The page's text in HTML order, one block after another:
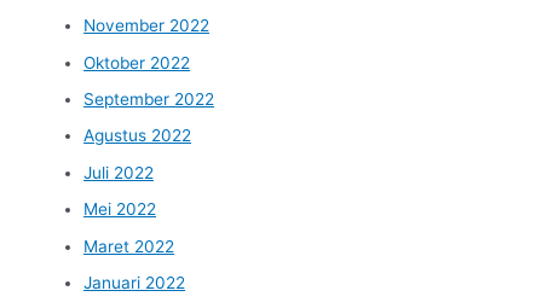
November 2022
Oktober 2022
September 2022
Agustus 2022
Juli 2022
Mei 2022
Maret 2022
Januari 2022